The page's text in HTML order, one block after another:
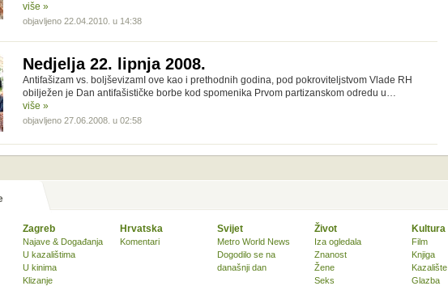
više »
objavljeno 22.04.2010. u 14:38
Nedjelja 22. lipnja 2008.
Antifašizam vs. boljševizamI ove kao i prethodnih godina, pod pokroviteljstvom Vlade RH
obilježen je Dan antifašističke borbe kod spomenika Prvom partizanskom odredu u…
više »
objavljeno 27.06.2008. u 02:58
Zagreb
Najave & Događanja
U kazalištima
U kinima
Klizanje
Hrvatska
Komentari
Svijet
Metro World News
Dogodilo se na
današnji dan
Život
Iza ogledala
Znanost
Žene
Seks
Kultura
Film
Knjiga
Kazalište
Glazba